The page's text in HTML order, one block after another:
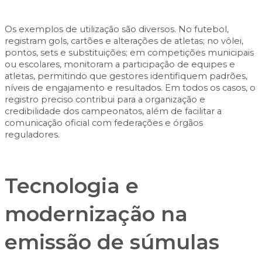
Os exemplos de utilização são diversos. No futebol,
registram gols, cartões e alterações de atletas; no vôlei,
pontos, sets e substituições; em competições municipais
ou escolares, monitoram a participação de equipes e
atletas, permitindo que gestores identifiquem padrões,
níveis de engajamento e resultados. Em todos os casos, o
registro preciso contribui para a organização e
credibilidade dos campeonatos, além de facilitar a
comunicação oficial com federações e órgãos
reguladores.
Tecnologia e
modernização na
emissão de súmulas